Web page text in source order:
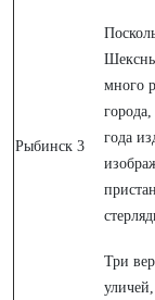
Рыбинск 3
много
года
Три